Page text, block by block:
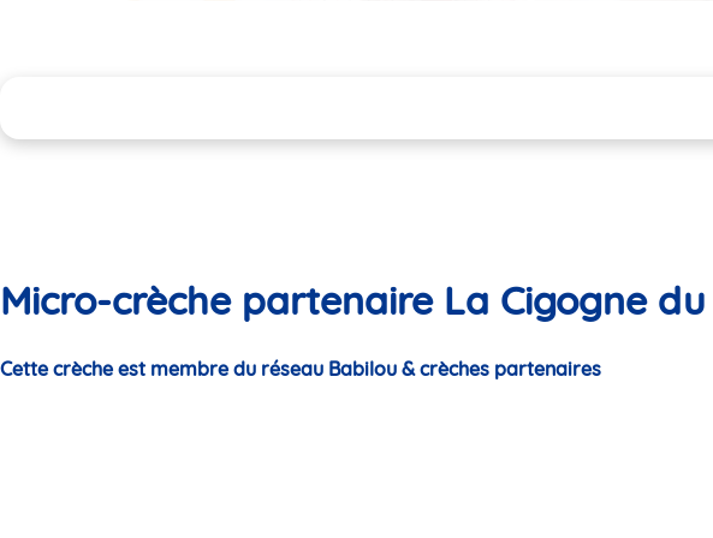
Micro-crèche partenaire La Cigogne du
Cette crèche est membre du réseau Babilou & crèches partenaires